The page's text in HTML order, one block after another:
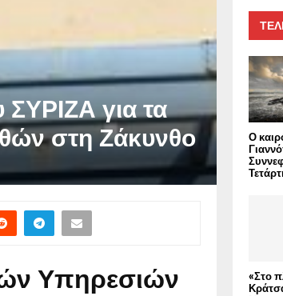
ΣΥΡΙΖΑ για τα
στη Ζάκυνθο
Υπηρεσιών
f
o
r
:
Ο
«Στο